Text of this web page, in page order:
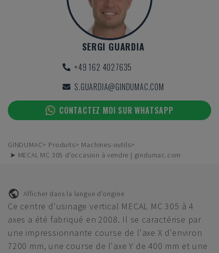
SERGI GUARDIA
+49 162 4027635
S.GUARDIA@GINDUMAC.COM
CONTACTEZ MOI SUR WHATSAPP
GINDUMAC Produits
Machines-outils
➤ MECAL MC 305 d'occasion à vendre | gindumac.com
Afficher dans la langue d'origine
Ce centre d'usinage vertical MECAL MC 305 à 4
axes a été fabriqué en 2008. Il se caractérise par
une impressionnante course de l'axe X d'environ
7200 mm, une course de l'axe Y de 400 mm et une